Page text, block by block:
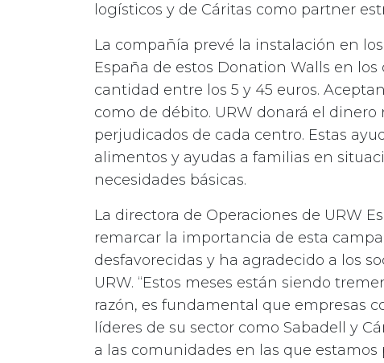
logísticos y de Cáritas como partner
La compañía prevé la instalación en
España de estos Donation Walls en
cantidad entre los 5 y 45 euros.
como de débito. URW donará el dinero
perjudicados de cada centro. Estas
alimentos y ayudas a familias en
necesidades básicas.
La directora de Operaciones de URW
remarcar la importancia de esta
desfavorecidas y ha agradecido a los
URW. “Estos meses están siendo
razón, es fundamental que empresas
líderes de su sector como Sabadell y
a las comunidades en las que